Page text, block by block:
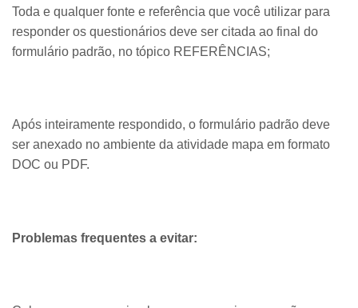
Toda e qualquer fonte e referência que você utilizar para
responder os questionários deve ser citada ao final do
formulário padrão, no tópico REFERÊNCIAS;
Após inteiramente respondido, o formulário padrão deve
ser anexado no ambiente da atividade mapa em formato
DOC ou PDF.
Problemas frequentes a evitar: